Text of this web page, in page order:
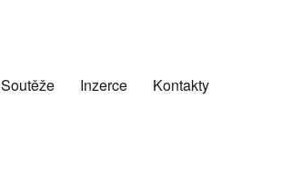
Soutěže Inzerce Kontakty